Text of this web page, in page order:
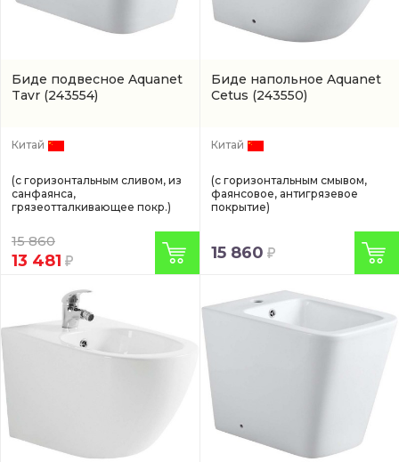
Биде подвесное Aquanet
Tavr (243554)
Китай
(с горизонтальным сливом, из
санфаянса,
грязеотталкивающее покр.)
15 860
13 481
Биде напольное Aquanet
Cetus (243550)
Китай
(с горизонтальным смывом,
фаянсовое, антигрязевое
покрытие)
15 860